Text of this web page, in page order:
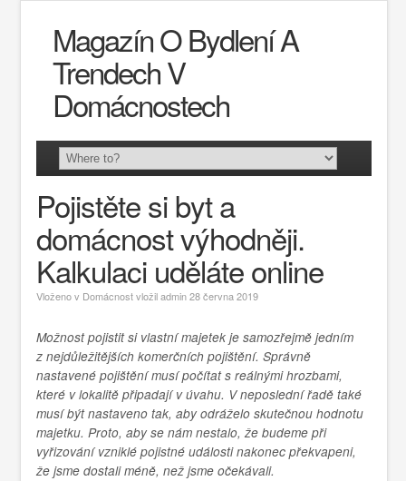
Magazín O Bydlení A
Trendech V
Domácnostech
Pojistěte si byt a
domácnost výhodněji.
Kalkulaci uděláte online
Vloženo v Domácnost vložiladmin 28 června 2019
Možnost pojistit si vlastní majetek je samozřejmě jedním
z nejdůležitějších komerčních pojištění. Správně
nastavené pojištění musí počítat s reálnými hrozbami,
které v lokalitě připadají v úvahu. V neposlední řadě také
musí být nastaveno tak, aby odráželo skutečnou hodnotu
majetku. Proto, aby se nám nestalo, že budeme při
vyřizování vzniklé pojistné události nakonec překvapeni,
že jsme dostali méně, než jsme očekávali.